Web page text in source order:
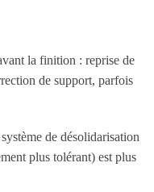
la finition : reprise de
de support, parfois
de désolidarisation
plus tolérant) est plus